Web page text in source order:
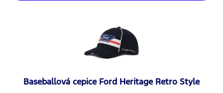
Baseballová cepice Ford Heritage Retro Style